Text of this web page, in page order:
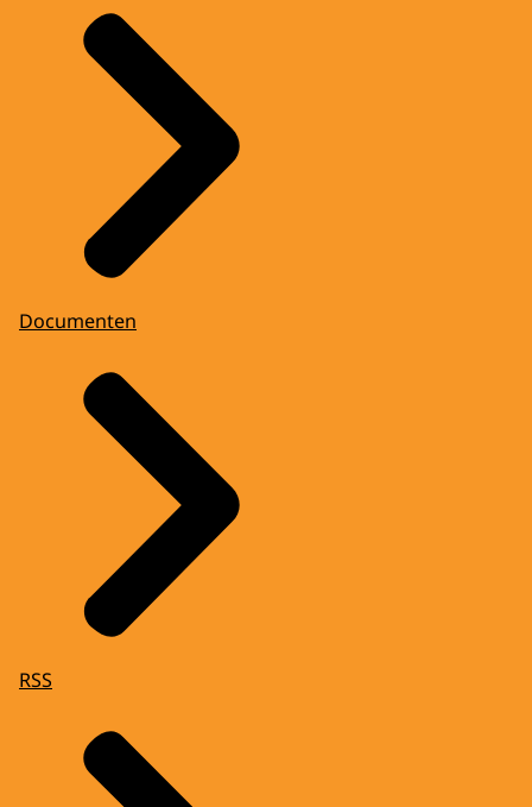
Documenten
RSS